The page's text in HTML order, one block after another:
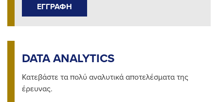
ΕΓΓΡΑΦΗ
DATA ANALYTICS
Κατεβάστε τα πολύ αναλυτικά αποτελέσματα της
έρευνας.